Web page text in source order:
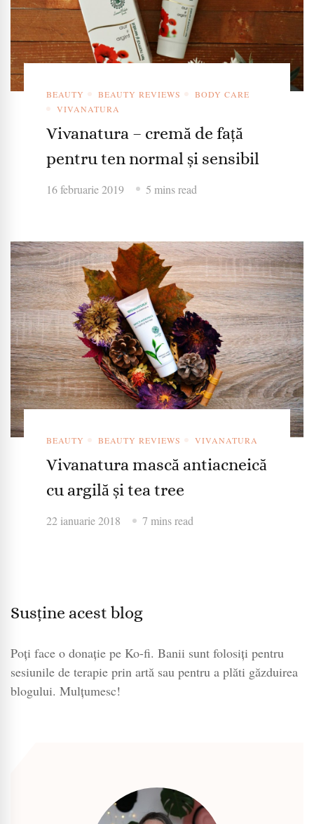
BEAUTY BEAUTY REVIEWS
BODY CARE
VIVANATURA
Vivanatura – cremă de față
pentru ten normal și sensibil
16 februarie 2019 5 mins read
BEAUTY BEAUTY REVIEWS VIVANATURA
Vivanatura mască antiacneică
cu argilă și tea tree
22 ianuarie 2018 7 mins read
Susține acest blog
Poți face o donație pe Ko-fi. Banii sunt folosiți pentru
sesiunile de terapie prin artă sau pentru a plăti găzduirea
blogului. Mulțumesc!